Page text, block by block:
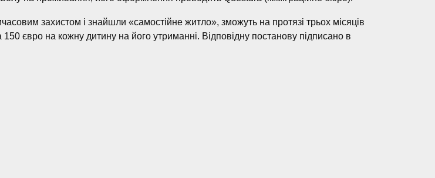
захистом і знайшли «самостійне житло», зможуть на протязі трьох місяців
євро на кожну дитину на його утриманні. Відповідну постанову підписано в